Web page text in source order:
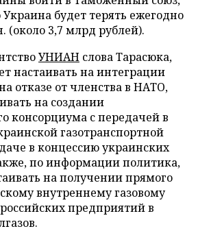
Украина будет терять ежегодно
(около 3,7 млрд рублей).
УНИАН слова Тарасюка,
настаивать на интеграции
отказе от членства в НАТО,
на создании
консорциума с передачей в
газотранспортной
в концессию украинских
по информации политика,
на получении прямого
внутреннему газовому
предприятий в